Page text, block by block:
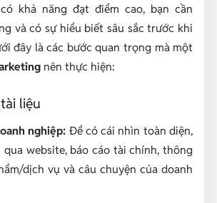
khả năng đạt điểm cao, bạn cần
và có sự hiểu biết sâu sắc trước khi
đây là các bước quan trọng mà một
nên thực hiện:
liệu
nghiệp: Để có cái nhìn toàn diện,
qua website, báo cáo tài chính, thông
dịch vụ và câu chuyện của doanh